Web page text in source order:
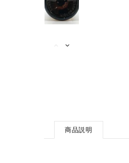
商品説明